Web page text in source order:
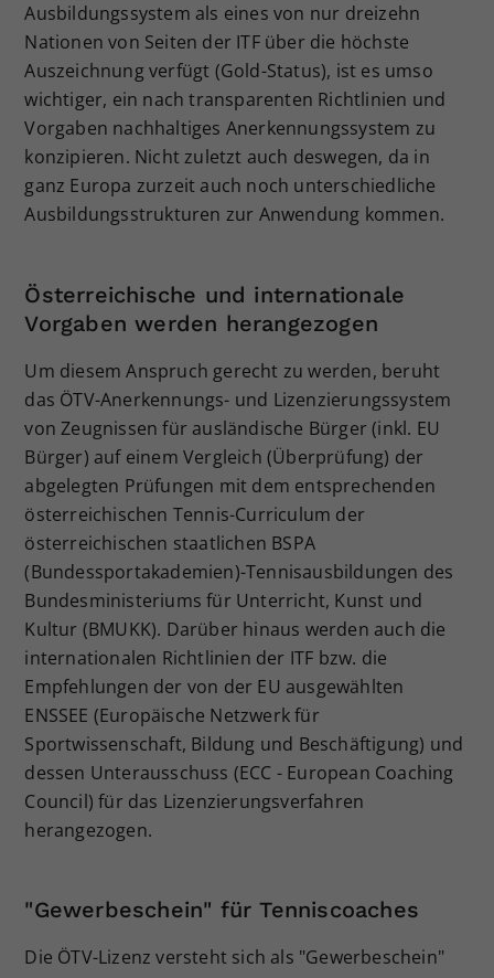
Ausbildungssystem als eines von nur dreizehn
Nationen von Seiten der ITF über die höchste
Auszeichnung verfügt (Gold-Status), ist es umso
wichtiger, ein nach transparenten Richtlinien und
Vorgaben nachhaltiges Anerkennungssystem zu
konzipieren. Nicht zuletzt auch deswegen, da in
ganz Europa zurzeit auch noch unterschiedliche
Ausbildungsstrukturen zur Anwendung kommen.
Österreichische und internationale
Vorgaben werden herangezogen
Um diesem Anspruch gerecht zu werden, beruht
das ÖTV-Anerkennungs- und Lizenzierungssystem
von Zeugnissen für ausländische Bürger (inkl. EU
Bürger) auf einem Vergleich (Überprüfung) der
abgelegten Prüfungen mit dem entsprechenden
österreichischen Tennis-Curriculum der
österreichischen staatlichen BSPA
(Bundessportakademien)-Tennisausbildungen des
Bundesministeriums für Unterricht, Kunst und
Kultur (BMUKK). Darüber hinaus werden auch die
internationalen Richtlinien der ITF bzw. die
Empfehlungen der von der EU ausgewählten
ENSSEE (Europäische Netzwerk für
Sportwissenschaft, Bildung und Beschäftigung) und
dessen Unterausschuss (ECC - European Coaching
Council) für das Lizenzierungsverfahren
herangezogen.
"Gewerbeschein" für Tenniscoaches
Die ÖTV-Lizenz versteht sich als "Gewerbeschein"